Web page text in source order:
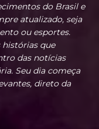
do Brasil e
atualizado, seja
ou esportes.
histórias que
das notícias
Seu dia começa
direto da